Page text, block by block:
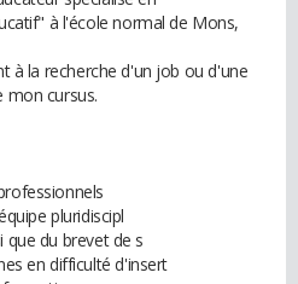
à l'école normal de Mons,
à la recherche d'un job ou d'une
cursus.
pluridiscipl
que du brevet de s
en difficulté d'insert